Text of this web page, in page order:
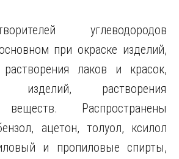
углеводородов
при окраске изделий,
лаков и красок,
изделий, растворения
веществ. Распространены
ацетон, толуол, ксилол
и пропиловые спирты,